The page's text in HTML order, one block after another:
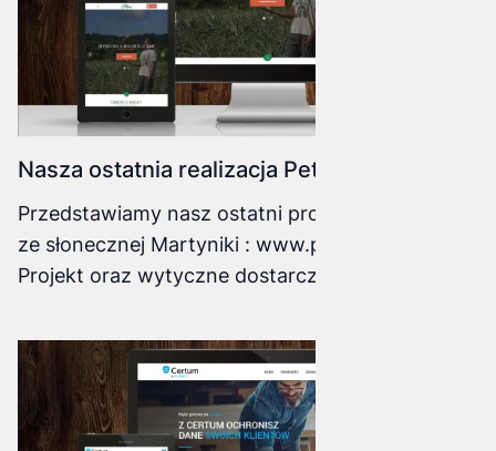
Nasza ostatnia realizacja Petitcocotier.fr
Przedstawiamy nasz ostatni projekt dla klienta
ze słonecznej Martyniki : www.petitcocotier.fr
Projekt oraz wytyczne dostarczone przez
znany i lubiany Wordpress (w tym przypadku
działa jako Headless CMS), od strny frontendu
React.